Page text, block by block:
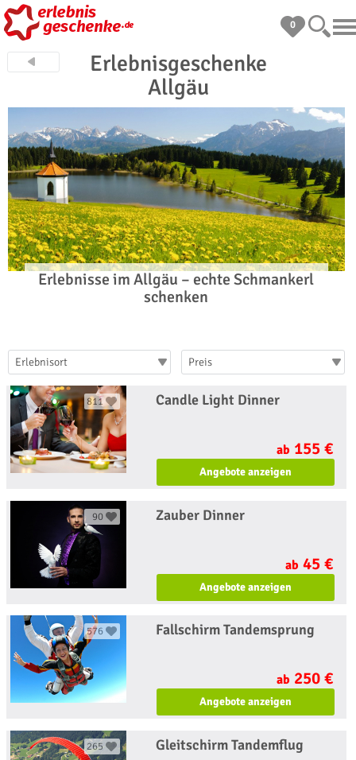
0
Erlebnisgeschenke
Allgäu
Erlebnisse im Allgäu – echte Schmankerl
schenken
Erlebnisort Preis
811 Candle Light Dinner
ab 155 €
Angebote anzeigen
90 Zauber Dinner
ab 45 €
Angebote anzeigen
576 Fallschirm Tandemsprung
ab 250 €
Angebote anzeigen
265 Gleitschirm Tandemflug